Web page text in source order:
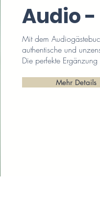
Audio
Mit dem
authentische und
Die perfekte
Mehr Details